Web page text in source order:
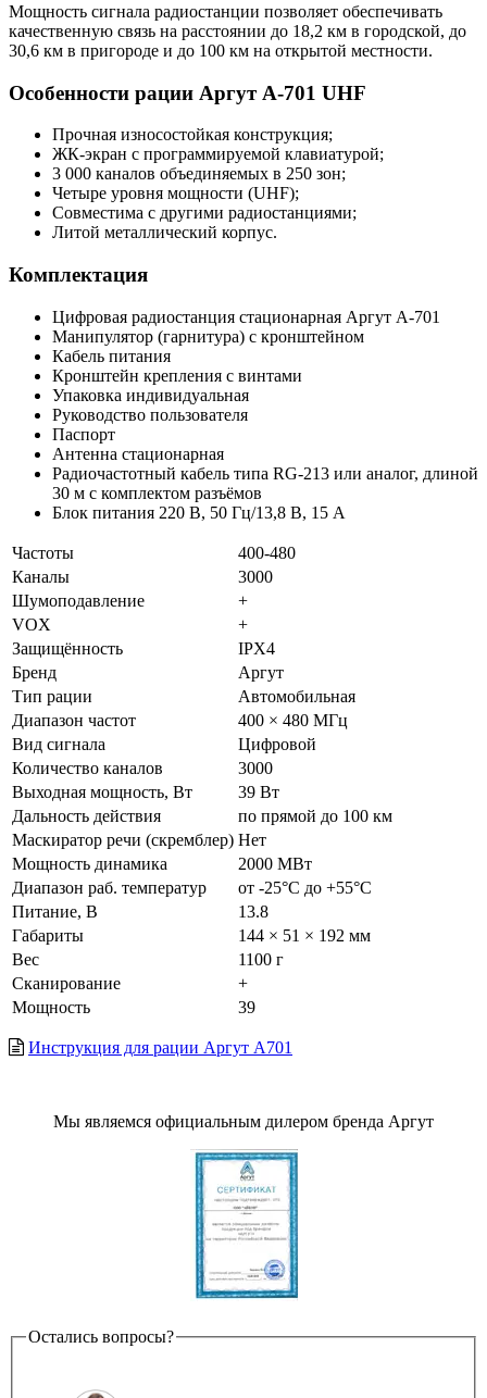
Мощность сигнала радиостанции позволяет обеспечивать
качественную связь на расстоянии до 18,2 км в городской, до
30,6 км в пригороде и до 100 км на открытой местности.
Особенности рации Аргут А-701 UHF
Прочная износостойкая конструкция;
ЖК-экран с программируемой клавиатурой;
3 000 каналов объединяемых в 250 зон;
Четыре уровня мощности (UHF);
Совместима с другими радиостанциями;
Литой металлический корпус.
Комплектация
Цифровая радиостанция стационарная Аргут А-701
Манипулятор (гарнитура) с кронштейном
Кабель питания
Кронштейн крепления с винтами
Упаковка индивидуальная
Руководство пользователя
Паспорт
Антенна стационарная
Радиочастотный кабель типа RG-213 или аналог, длиной
30 м с комплектом разъёмов
Блок питания 220 В, 50 Гц/13,8 В, 15 А
Частоты
400-480
Каналы
3000
Шумоподавление
+
VOX
+
Защищённость
IPX4
Бренд
Аргут
Тип рации
Автомобильная
Диапазон частот
400 × 480 МГц
Вид сигнала
Цифровой
Количество каналов
3000
Выходная мощность, Вт
39 Вт
Дальность действия
по прямой до 100 км
Маскиратор речи (скремблер) Нет
Мощность динамика
2000 МВт
Диапазон раб. температур
от -25°С до +55°С
Питание, В
13.8
Габариты
144 × 51 × 192 мм
Вес
1100 г
Сканирование
+
Мощность
39
Инструкция для рации Аргут A701
Мы являемся официальным дилером бренда Аргут
Остались вопросы?